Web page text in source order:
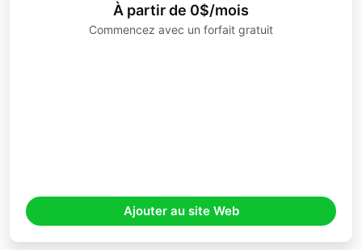
À partir de 0$/mois
Commencez avec un forfait gratuit
Ajouter au site Web